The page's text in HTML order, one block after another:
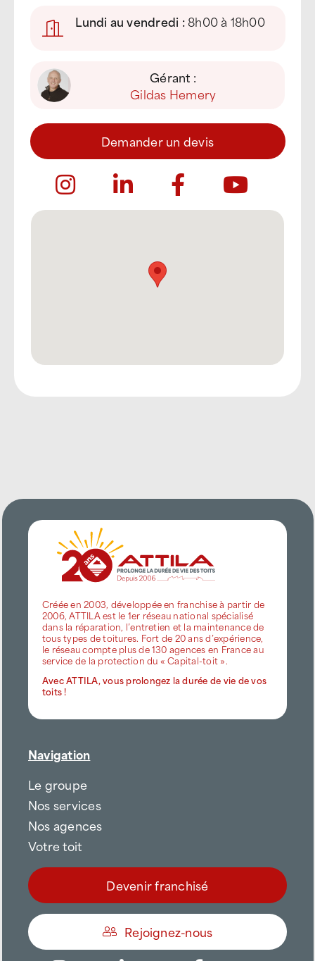
Lundi au vendredi :8h00 à 18h00
Gérant :
Gildas Hemery
Demander un devis
Créée en 2003, développée en franchise à partir de
2006, ATTILA est le 1er réseau national spécialisé
dans la réparation, l’entretien et la maintenance de
tous types de toitures. Fort de 20 ans d’expérience,
le réseau compte plus de 130 agences en France au
service de la protection du « Capital-toit ».
Avec ATTILA, vous prolongez la durée de vie de vos
toits !
Navigation
Le groupe
Nos services
Nos agences
Votre toit
Devenir franchisé
Rejoignez-nous